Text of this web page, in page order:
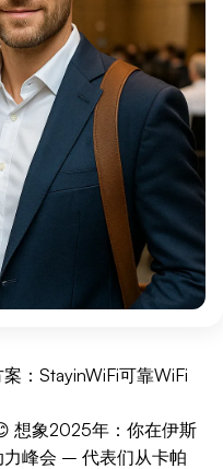
：StayinWiFi可靠WiFi
想象2025年：你在伊斯
峰会 – 代表们从卡帕